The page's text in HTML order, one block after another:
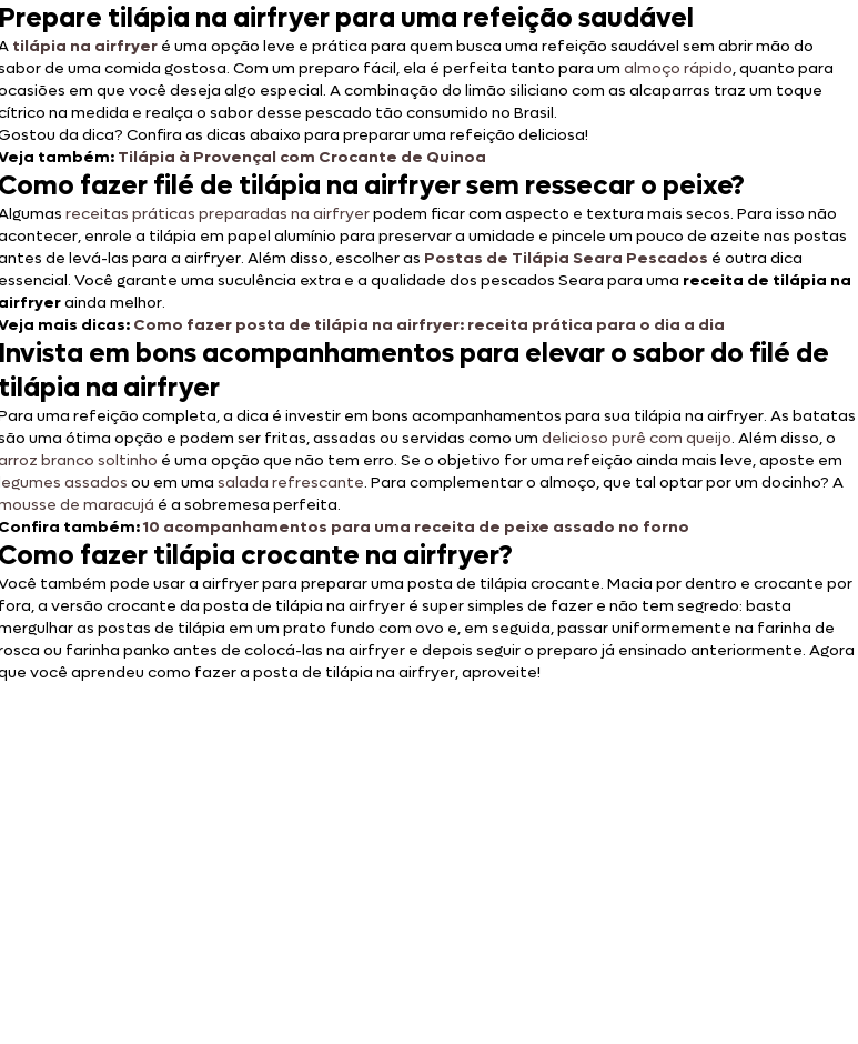
Prepare tilápia na airfryer para uma refeição saudável
tilápia na airfryer é uma opção leve e prática para quem busca uma refeição saudável sem abrir mão do
de uma comida gostosa. Com um preparo fácil, ela é perfeita tanto para umalmoço rápido, quanto para
em que você deseja algo especial. A combinação do limão siliciano com as alcaparras traz um toque
na medida e realça o sabor desse pescado tão consumido no Brasil.
da dica? Confira as dicas abaixo para preparar uma refeição deliciosa!
também: Tilápia à Provençal com Crocante de Quinoa
Como fazer filé de tilápia na airfryer sem ressecar o peixe?
receitas práticas preparadas na airfryerpodem ficar com aspecto e textura mais secos. Para isso não
enrole a tilápia em papel alumínio para preservar a umidade e pincele um pouco de azeite nas postas
de levá-las para a airfryer. Além disso, escolher as Postas de Tilápia Seara Pescados é outra dica
essencial. Você garante uma suculência extra e a qualidade dos pescados Seara para uma receita de tilápia na
airfryerainda melhor.
mais dicas: Como fazer posta de tilápia na airfryer: receita prática para o dia a dia
Invista em bons acompanhamentos para elevar o sabor do filé de
tilápia na airfryer
uma refeição completa, a dica é investir em bons acompanhamentos para sua tilápia na airfryer. As batatas
uma ótima opção e podem ser fritas, assadas ou servidas como umdelicioso purê com queijo. Além disso, o
branco soltinho é uma opção que não tem erro. Se o objetivo for uma refeição ainda mais leve, aposte em
assados ou em umasalada refrescante. Para complementar o almoço, que tal optar por um docinho? A
de maracujá é a sobremesa perfeita.
Confira também:10 acompanhamentos para uma receita de peixe assado no forno
Como fazer tilápia crocante na airfryer​?
também pode usar a airfryer para preparar uma posta de tilápia crocante. Macia por dentro e crocante por
fora, a versão crocante da posta de tilápia na airfryer é super simples de fazer e não tem segredo: basta
as postas de tilápia em um prato fundo com ovo e, em seguida, passar uniformemente na farinha de
ou farinha panko antes de colocá-las na airfryer e depois seguir o preparo já ensinado anteriormente. Agora
você aprendeu como fazer a posta de tilápia na airfryer, aproveite!